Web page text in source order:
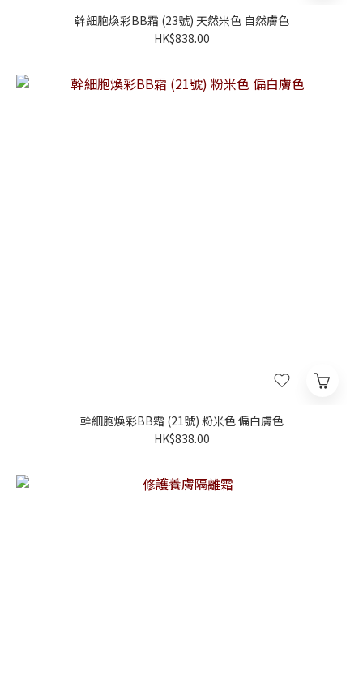
幹細胞煥彩BB霜 (23號) 天然米色 自然膚色
HK$838.00
幹細胞煥彩BB霜 (21號) 粉米色 偏白膚色
HK$838.00